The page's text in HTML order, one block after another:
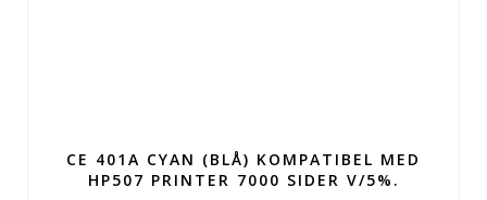
CE 401A CYAN (BLÅ) KOMPATIBEL MED
HP507 PRINTER 7000 SIDER V/5%.